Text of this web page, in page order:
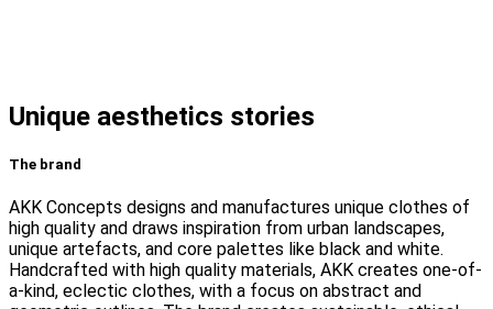
Unique aesthetics stories
The brand
AKK Concepts designs and manufactures unique clothes of
high quality and draws inspiration from urban landscapes,
unique artefacts, and core palettes like black and white.
Handcrafted with high quality materials, AKK creates one-of-
a-kind, eclectic clothes, with a focus on abstract and